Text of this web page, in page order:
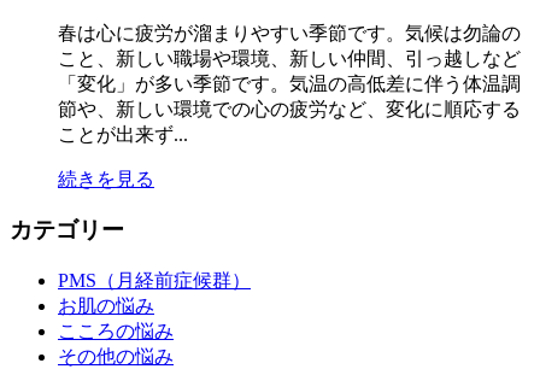
春は心に疲労が溜まりやすい季節です。気候は勿論の
こと、新しい職場や環境、新しい仲間、引っ越しなど
「変化」が多い季節です。気温の高低差に伴う体温調
節や、新しい環境での心の疲労など、変化に順応する
ことが出来ず...
続きを見る
カテゴリー
PMS（月経前症候群）
お肌の悩み
こころの悩み
その他の悩み